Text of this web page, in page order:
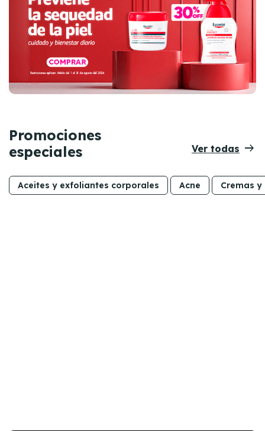
Promociones
especiales
Ver todas arrow_right_alt
Aceites y exfoliantes corporales Acne Cremas y